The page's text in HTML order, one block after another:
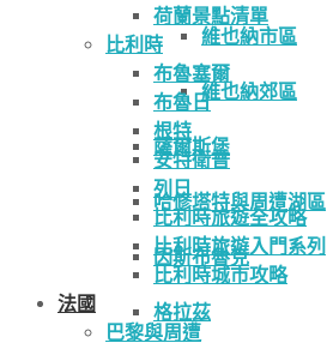
維也納市區
維也納郊區
薩爾斯堡
哈修塔特與周遭湖區
因斯布魯克
格拉茲
荷蘭景點清單
比利時
布魯塞爾
布魯日
根特
安特衛普
列日
比利時旅遊全攻略
比利時旅遊入門系列
比利時城市攻略
法國
巴黎與周遭